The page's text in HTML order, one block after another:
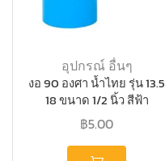
อุปกรณ์ อื่นๆ
งอ 90 องศา น้ำไทย รุ่น 13.5
18 ขนาด 1/2 นิ้ว สีฟ้า
฿5.00